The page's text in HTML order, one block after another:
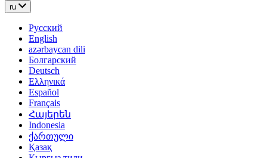
ru
Русский
English
azərbaycan dili
Болгарский
Deutsch
Ελληνικά
Español
Français
Հայերեն
Indonesia
ქართული
Қазақ